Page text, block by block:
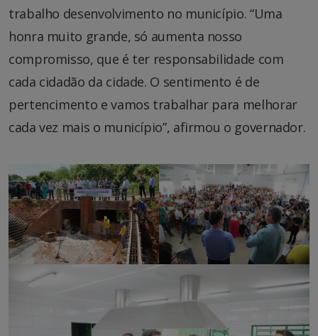
trabalho desenvolvimento no município. “Uma
honra muito grande, só aumenta nosso
compromisso, que é ter responsabilidade com
cada cidadão da cidade. O sentimento é de
pertencimento e vamos trabalhar para melhorar
cada vez mais o município”, afirmou o governador.